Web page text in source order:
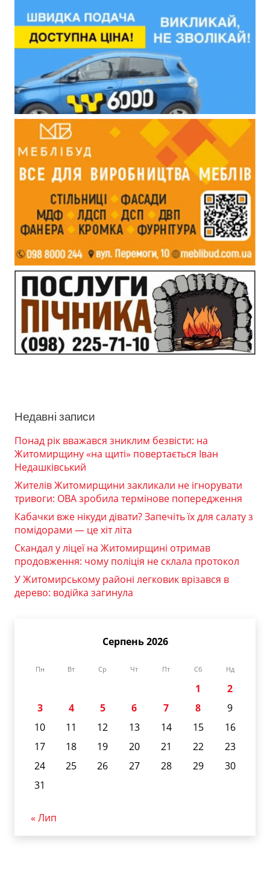
Недавні записи
Понад рік вважався зниклим безвісти: на
Житомирщину «на щиті» повертається Іван
Недашківський
Жителів Житомирщини закликали не ігнорувати
тривоги: ОВА зробила термінове попередження
Кабачки вже нікуди дівати? Запечіть їх для салату з
помідорами — це хіт літа
Скандал у ліцеї на Житомирщині отримав
продовження: чому поліція не склала протокол
У Житомирському районі легковик врізався в
дерево: водійка загинула
Серпень 2026
Пн Вт Ср Чт Пт Сб Нд
1
2
3
4 5 6 7 8
9
10
11 12 13 14 15
16
17
18 19 20 21 22
23
24
25 26 27 28 29
30
31
« Лип